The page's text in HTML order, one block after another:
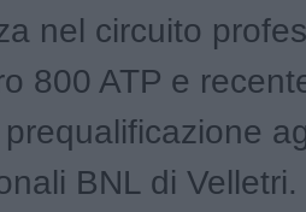
nel circuito
800 ATP e
BNL di